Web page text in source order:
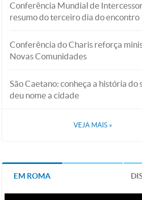
Conferência Mundial de
resumo do terceiro dia do encontro
Conferência do Charis reforça
Novas Comunidades
São Caetano: conheça a história do
deu nome a cidade
VEJA MAIS »
EM ROMA